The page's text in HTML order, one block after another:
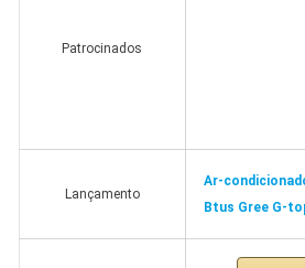
Patrocinados
Lançamento
Ar-
Btus Gree G-